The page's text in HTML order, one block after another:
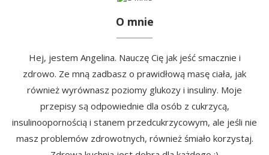
O mnie
Hej, jestem Angelina. Nauczę Cię jak jeść smacznie i
zdrowo. Ze mną zadbasz o prawidłową masę ciała, jak
również wyrównasz poziomy glukozy i insuliny. Moje
przepisy są odpowiednie dla osób z cukrzycą,
insulinoopornością i stanem przedcukrzycowym, ale jeśli nie
masz problemów zdrowotnych, również śmiało korzystaj.